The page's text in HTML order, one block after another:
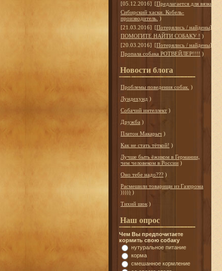
[05.12.2016] [Предлагается для вязки
Сибирский хаски. Кобель-
производитель. )
[21.03.2016] [Потерялись / найдены]
ПОМОГИТЕ НАЙТИ СОБАКУ ! )
[20.03.2016] [Потерялись / найдены]
Пропала собака РОТВЕЙЛЕР!!!! )
Новости блога
Проблемы поведения собак. )
Лундехунд )
Собачий интеллект )
Дружба )
Платон Макарыч )
Как не стать тёткой! )
Лучше быть ёжиком в Германии,
чем человеком в России )
Оно тебе надо??? )
Расмешили товарищи из Газпрома
))))) )
Тихий шок )
Наш опрос
Чем Вы предпочитаете
кормить свою собаку
нутуральное питание
корма
смешанное кормление